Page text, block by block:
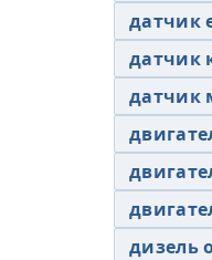
датчик
датчик
датчик
дизель